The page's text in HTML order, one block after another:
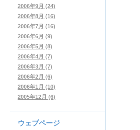
2006年9月 (24)
2006年8月 (16)
2006年7月 (16)
2006年6月 (9)
2006年5月 (8)
2006年4月 (7)
2006年3月 (7)
2006年2月 (6)
2006年1月 (10)
2005年12月 (6)
ウェブページ